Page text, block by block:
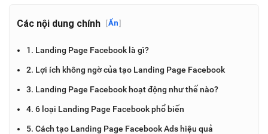
Các nội dung chính [Ẩn]
1. Landing Page Facebook là gì?
2. Lợi ích không ngờ của tạo Landing Page Facebook
3. Landing Page Facebook hoạt động như thế nào?
4. 6 loại Landing Page Facebook phổ biến
5. Cách tạo Landing Page Facebook Ads hiệu quả